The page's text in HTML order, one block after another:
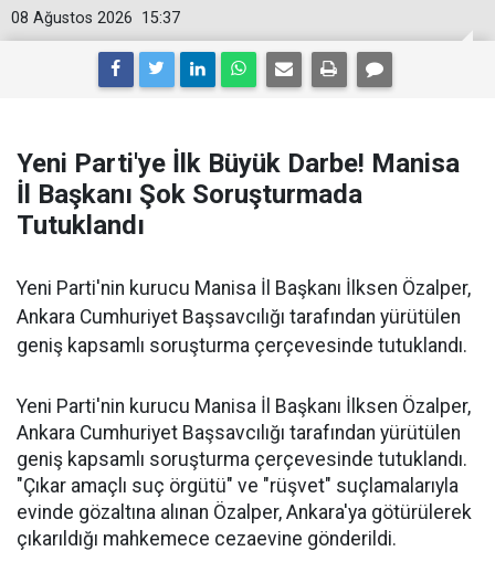
15:37
08 Ağustos 2026
Yeni Parti'ye İlk Büyük Darbe! Manisa
İl Başkanı Şok Soruşturmada
Tutuklandı
Yeni Parti'nin kurucu Manisa İl Başkanı İlksen Özalper,
Ankara Cumhuriyet Başsavcılığı tarafından yürütülen
geniş kapsamlı soruşturma çerçevesinde tutuklandı.
Yeni Parti'nin kurucu Manisa İl Başkanı İlksen Özalper,
Ankara Cumhuriyet Başsavcılığı tarafından yürütülen
geniş kapsamlı soruşturma çerçevesinde tutuklandı.
"Çıkar amaçlı suç örgütü" ve "rüşvet" suçlamalarıyla
evinde gözaltına alınan Özalper, Ankara'ya götürülerek
çıkarıldığı mahkemece cezaevine gönderildi.